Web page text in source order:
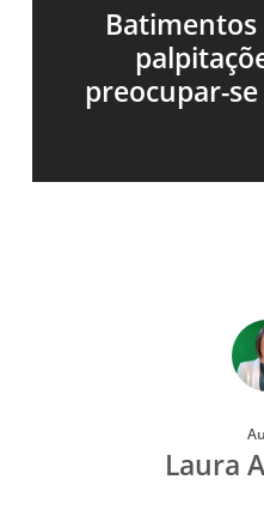
Batimentos
preocupar-
Laura